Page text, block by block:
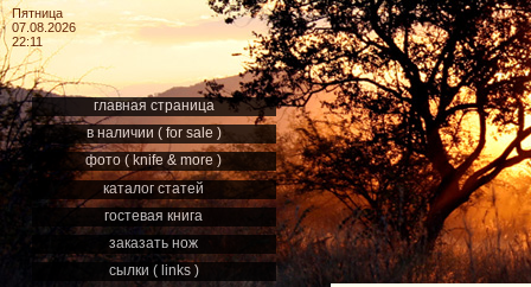
Пятница
07.08.2026
22:11
главная страница
в наличии ( for sale )
фото ( knife & more )
каталог статей
гостевая книга
заказать нож
сылки ( links )